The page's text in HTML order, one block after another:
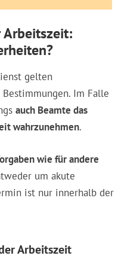
Arbeitszeit:
gelten
Im Falle
auch Beamte das
wahrzunehmen.
wie für andere
um akute
ist nur innerhalb der
Arbeitszeit